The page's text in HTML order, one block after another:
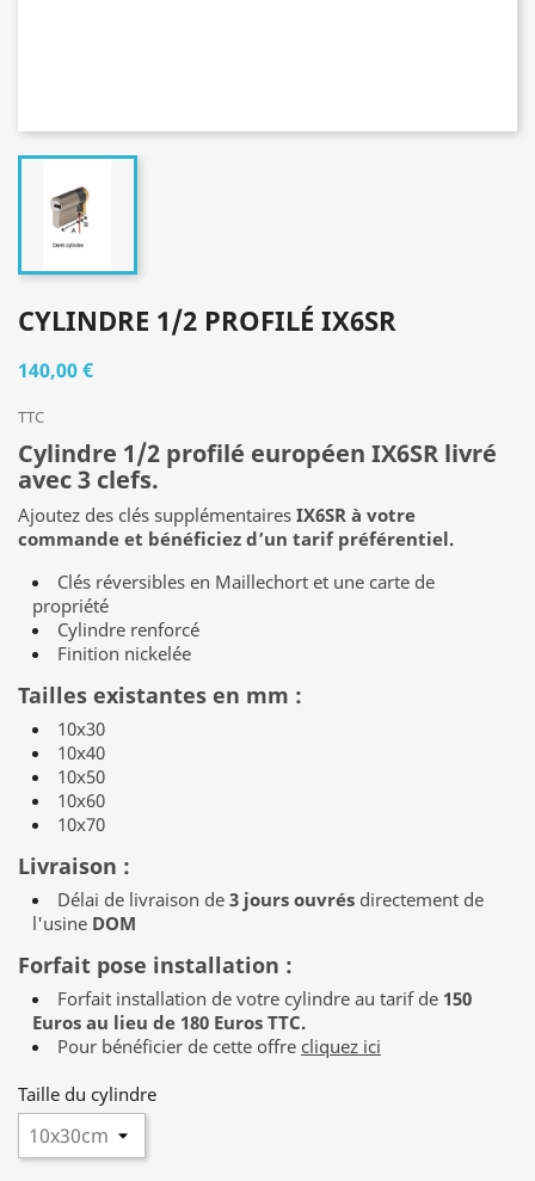
CYLINDRE 1/2 PROFILÉ IX6SR
140,00 €
TTC
Cylindre 1/2 profilé européen IX6SR livré
avec 3 clefs.
Ajoutez des clés supplémentaires IX6SR à votre
commande et bénéficiez d’un tarif préférentiel.
Clés réversibles en Maillechort et une carte de
propriété
Cylindre renforcé
Finition nickelée
Tailles existantes en mm :
10x30
10x40
10x50
10x60
10x70
Livraison :
Délai de livraison de 3 jours ouvrés directement de
l'usine DOM
Forfait pose installation :
Forfait installation de votre cylindre au tarif de 150
Euros au lieu de 180 Euros TTC.
Pour bénéficier de cette offre cliquez ici
Taille du cylindre